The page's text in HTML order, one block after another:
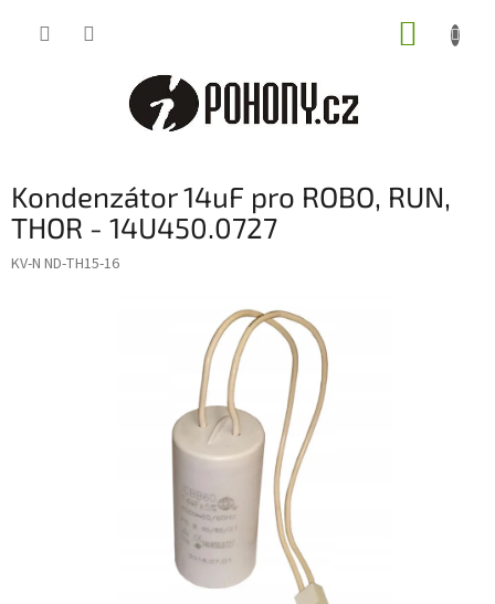
Kondenzátor 14uF pro ROBO, RUN,
THOR - 14U450.0727
KV-N ND-TH15-16